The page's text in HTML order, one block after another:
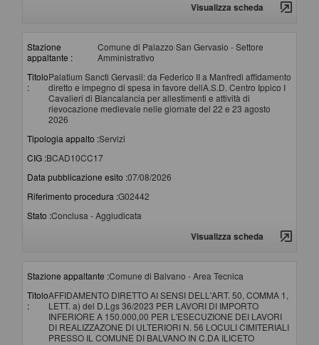
Visualizza scheda
Stazione
appaltante :
Comune di Palazzo San Gervasio - Settore
Amministrativo
Titolo
:
Palatium Sancti Gervasii: da Federico II a Manfredi affidamento
diretto e impegno di spesa in favore dellA.S.D. Centro Ippico I
Cavalieri di Biancalancia per allestimenti e attività di
rievocazione medievale nelle giornate del 22 e 23 agosto
2026
Tipologia appalto :Servizi
CIG :BCAD10CC17
Data pubblicazione esito :07/08/2026
Riferimento procedura :G02442
Stato :Conclusa - Aggiudicata
Visualizza scheda
Stazione appaltante :Comune di Balvano - Area Tecnica
Titolo
:
AFFIDAMENTO DIRETTO AI SENSI DELL'ART. 50, COMMA 1,
LETT. a) del D.Lgs 36/2023 PER LAVORI DI IMPORTO
INFERIORE A 150.000,00 PER L'ESECUZIONE DEI LAVORI
DI REALIZZAZONE DI ULTERIORI N. 56 LOCULI CIMITERIALI
PRESSO IL COMUNE DI BALVANO IN C.DA ILICETO